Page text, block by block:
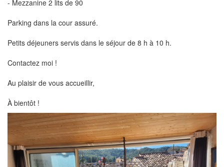
- Mezzanine 2 lits de 90
Parking dans la cour assuré.
Petits déjeuners servis dans le séjour de 8 h à 10 h.
Contactez moi !
Au plaisir de vous accueillir,
À bientôt !